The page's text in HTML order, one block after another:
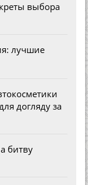
выбора
лучшие
догляду за
битву